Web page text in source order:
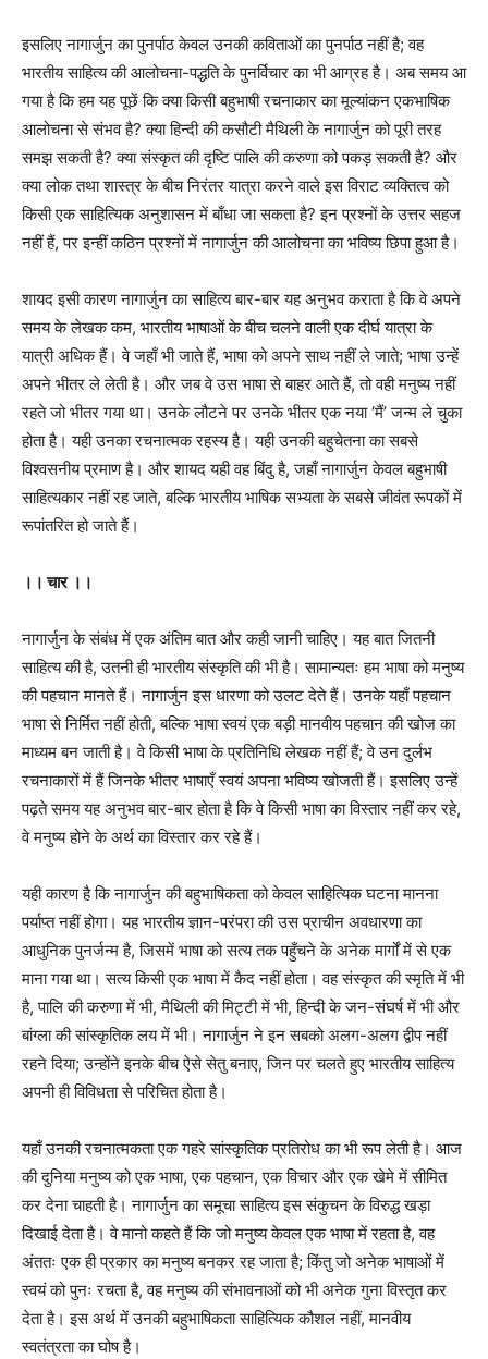
इसलिए नागार्जुन का पुनर्पाठ केवल उनकी कविताओं का पुनर्पाठ नहीं है; वह
भारतीय साहित्य की आलोचना-पद्धति के पुनर्विचार का भी आग्रह है। अब समय आ
गया है कि हम यह पूछें कि क्या किसी बहुभाषी रचनाकार का मूल्यांकन एकभाषिक
आलोचना से संभव है? क्या हिन्दी की कसौटी मैथिली के नागार्जुन को पूरी तरह
समझ सकती है? क्या संस्कृत की दृष्टि पालि की करुणा को पकड़ सकती है? और
क्या लोक तथा शास्त्र के बीच निरंतर यात्रा करने वाले इस विराट व्यक्तित्व को
किसी एक साहित्यिक अनुशासन में बाँधा जा सकता है? इन प्रश्नों के उत्तर सहज
नहीं हैं, पर इन्हीं कठिन प्रश्नों में नागार्जुन की आलोचना का भविष्य छिपा हुआ है।
शायद इसी कारण नागार्जुन का साहित्य बार-बार यह अनुभव कराता है कि वे अपने
समय के लेखक कम, भारतीय भाषाओं के बीच चलने वाली एक दीर्घ यात्रा के
यात्री अधिक हैं। वे जहाँ भी जाते हैं, भाषा को अपने साथ नहीं ले जाते; भाषा उन्हें
अपने भीतर ले लेती है। और जब वे उस भाषा से बाहर आते हैं, तो वही मनुष्य नहीं
रहते जो भीतर गया था। उनके लौटने पर उनके भीतर एक नया ‘मैं’ जन्म ले चुका
होता है। यही उनका रचनात्मक रहस्य है। यही उनकी बहुचेतना का सबसे
विश्वसनीय प्रमाण है। और शायद यही वह बिंदु है, जहाँ नागार्जुन केवल बहुभाषी
साहित्यकार नहीं रह जाते, बल्कि भारतीय भाषिक सभ्यता के सबसे जीवंत रूपकों में
रूपांतरित हो जाते हैं।
।। चार ।।
नागार्जुन के संबंध में एक अंतिम बात और कही जानी चाहिए। यह बात जितनी
साहित्य की है, उतनी ही भारतीय संस्कृति की भी है। सामान्यतः हम भाषा को मनुष्य
की पहचान मानते हैं। नागार्जुन इस धारणा को उलट देते हैं। उनके यहाँ पहचान
भाषा से निर्मित नहीं होती, बल्कि भाषा स्वयं एक बड़ी मानवीय पहचान की खोज का
माध्यम बन जाती है। वे किसी भाषा के प्रतिनिधि लेखक नहीं हैं; वे उन दुर्लभ
रचनाकारों में हैं जिनके भीतर भाषाएँ स्वयं अपना भविष्य खोजती हैं। इसलिए उन्हें
पढ़ते समय यह अनुभव बार-बार होता है कि वे किसी भाषा का विस्तार नहीं कर रहे,
वे मनुष्य होने के अर्थ का विस्तार कर रहे हैं।
यही कारण है कि नागार्जुन की बहुभाषिकता को केवल साहित्यिक घटना मानना
पर्याप्त नहीं होगा। यह भारतीय ज्ञान-परंपरा की उस प्राचीन अवधारणा का
आधुनिक पुनर्जन्म है, जिसमें भाषा को सत्य तक पहुँचने के अनेक मार्गों में से एक
माना गया था। सत्य किसी एक भाषा में कैद नहीं होता। वह संस्कृत की स्मृति में भी
है, पालि की करुणा में भी, मैथिली की मिट्टी में भी, हिन्दी के जन-संघर्ष में भी और
बांग्ला की सांस्कृतिक लय में भी। नागार्जुन ने इन सबको अलग-अलग द्वीप नहीं
रहने दिया; उन्होंने इनके बीच ऐसे सेतु बनाए, जिन पर चलते हुए भारतीय साहित्य
अपनी ही विविधता से परिचित होता है।
यहाँ उनकी रचनात्मकता एक गहरे सांस्कृतिक प्रतिरोध का भी रूप लेती है। आज
की दुनिया मनुष्य को एक भाषा, एक पहचान, एक विचार और एक खेमे में सीमित
कर देना चाहती है। नागार्जुन का समूचा साहित्य इस संकुचन के विरुद्ध खड़ा
दिखाई देता है। वे मानो कहते हैं कि जो मनुष्य केवल एक भाषा में रहता है, वह
अंततः एक ही प्रकार का मनुष्य बनकर रह जाता है; किंतु जो अनेक भाषाओं में
स्वयं को पुनः रचता है, वह मनुष्य की संभावनाओं को भी अनेक गुना विस्तृत कर
देता है। इस अर्थ में उनकी बहुभाषिकता साहित्यिक कौशल नहीं, मानवीय
स्वतंत्रता का घोष है।